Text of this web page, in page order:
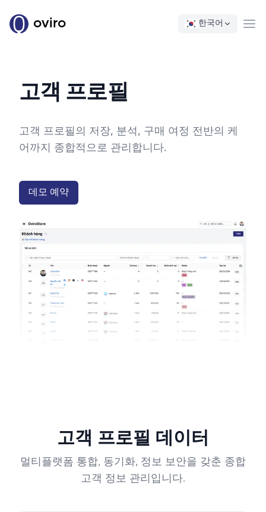
oviro 한국어
고객 프로필
고객 프로필의 저장, 분석, 구매 여정 전반의 케
어까지 종합적으로 관리합니다.
데모 예약
고객 프로필 데이터
멀티플랫폼 통합, 동기화, 정보 보안을 갖춘 종합
고객 정보 관리입니다.